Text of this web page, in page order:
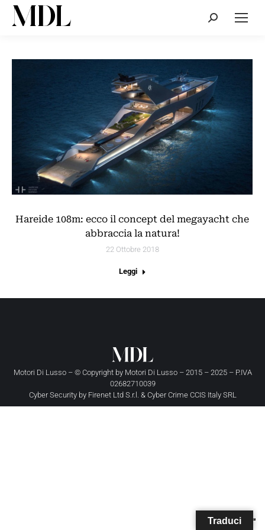
Cerca:
Hareide 108m: ecco il concept del megayacht che
abbraccia la natura!
22 Ottobre 2018
Leggi
Motori Di Lusso – © Copyright by Motori Di Lusso– 2015 – 2025 – P.IVA
02682710039
Cyber Security by Firenet Ltd S.r.l. & Cyber Crime CCIS Italy SRL
Traduci